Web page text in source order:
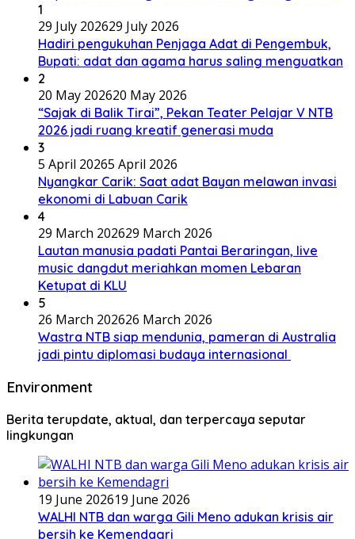
1
29 July 202629 July 2026
Hadiri pengukuhan Penjaga Adat di Pengembuk,
Bupati: adat dan agama harus saling menguatkan
2
20 May 202620 May 2026
“Sajak di Balik Tirai”, Pekan Teater Pelajar V NTB
2026 jadi ruang kreatif generasi muda
3
5 April 20265 April 2026
Nyangkar Carik: Saat adat Bayan melawan invasi
ekonomi di Labuan Carik
4
29 March 202629 March 2026
Lautan manusia padati Pantai Beraringan, live
music dangdut meriahkan momen Lebaran
Ketupat di KLU
5
26 March 202626 March 2026
Wastra NTB siap mendunia, pameran di Australia
jadi pintu diplomasi budaya internasional
Environment
Berita terupdate, aktual, dan terpercaya seputar
lingkungan
19 June 202619 June 2026
WALHI NTB dan warga Gili Meno adukan krisis air
bersih ke Kemendagri